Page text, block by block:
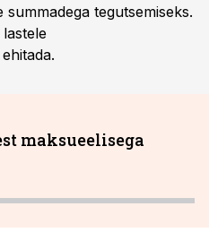
tegutsemiseks.
maksueelisega